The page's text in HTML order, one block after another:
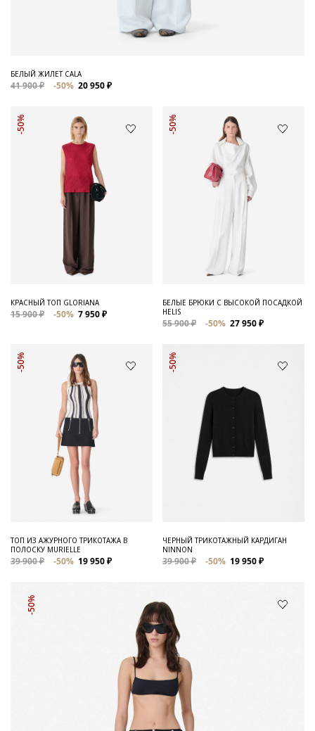
БЕЛЫЙ ЖИЛЕТ CALA
41 900 ₽ -50% 20 950 ₽
-50%
КРАСНЫЙ ТОП GLORIANA
15 900 ₽ -50% 7 950 ₽
-50%
БЕЛЫЕ БРЮКИ С ВЫСОКОЙ ПОСАДКОЙ
HELIS
55 900 ₽ -50% 27 950 ₽
-50%
ТОП ИЗ АЖУРНОГО ТРИКОТАЖА В
ПОЛОСКУ MURIELLE
39 900 ₽ -50% 19 950 ₽
-50%
ЧЕРНЫЙ ТРИКОТАЖНЫЙ КАРДИГАН
NINNON
39 900 ₽ -50% 19 950 ₽
-50%